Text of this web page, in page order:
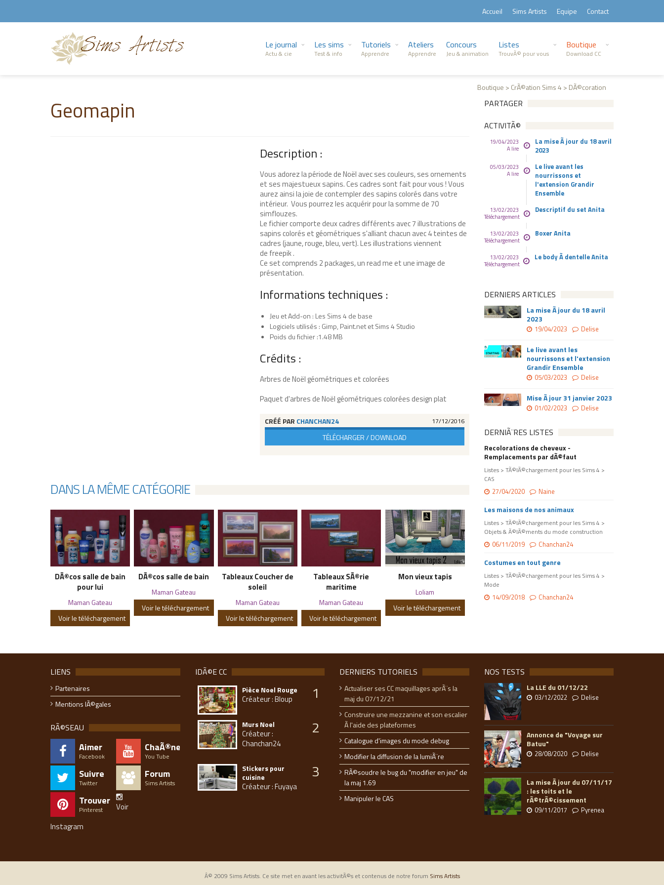
Accueil Sims Artists Equipe Contact
Le journal
Actu & cie
Les sims
Test & info
Tutoriels
Apprendre
Ateliers
Apprendre
Concours
Jeu & animation
Listes
TrouvÃ© pour vous
Boutique
Download CC
Boutique > CrÃ©ation Sims 4 > DÃ©coration
Geomapin
Description :
Vous adorez la période de Noël avec ses couleurs, ses ornements
et ses majestueux sapins. Ces cadres sont fait pour vous ! Vous
aurez ainsi la joie de contempler des sapins colorés dans votre
intérieur. Vous pourrez les acquérir pour la somme de 70
simflouzes.
Le fichier comporte deux cadres différents avec 7 illustrations de
sapins colorés et géométriques s'alliant chacun avec 4 teintes de
cadres (jaune, rouge, bleu, vert). Les illustrations viennent
de freepik .
Ce set comprends 2 packages, un read me et une image de
présentation.
Informations techniques :
Jeu et Add-on : Les Sims 4 de base
Logiciels utilisés : Gimp, Paint.net et Sims 4 Studio
Poids du fichier :1.48 MB
Crédits :
Arbres de Noël géométriques et colorées
Paquet d'arbres de Noël géométriques colorées design plat
CRÉÉ PAR CHANCHAN24 17/12/2016
TÉLÉCHARGER / DOWNLOAD
DANS LA MÊME CATÉGORIE
DÃ©cos salle de bain
pour lui
Maman Gateau
Voir le téléchargement
DÃ©cos salle de bain
Maman Gateau
Voir le téléchargement
Tableaux Coucher de
soleil
Maman Gateau
Voir le téléchargement
Tableaux SÃ©rie
maritime
Maman Gateau
Voir le téléchargement
Mon vieux tapis
Loliam
Voir le téléchargement
PARTAGER
ACTIVITÃ©
19/04/2023
A lire
La mise Ã jour du 18 avril
2023
05/03/2023
A lire
Le live avant les
nourrissons et
l'extension Grandir
Ensemble
13/02/2023
Téléchargement
Descriptif du set Anita
13/02/2023
Téléchargement
Boxer Anita
13/02/2023
Téléchargement
Le body Ã dentelle Anita
DERNIERS ARTICLES
La mise Ã jour du 18 avril
2023
19/04/2023 Delise
Le live avant les
nourrissons et l'extension
Grandir Ensemble
05/03/2023 Delise
Mise Ã jour 31 janvier 2023
01/02/2023 Delise
DERNIÃ¨RES LISTES
Recolorations de cheveux -
Remplacements par dÃ©faut
Listes > TÃ©lÃ©chargement pour les Sims 4 >
CAS
27/04/2020 Naine
Les maisons de nos animaux
Listes > TÃ©lÃ©chargement pour les Sims 4 >
Objets & Ã©lÃ©ments du mode construction
06/11/2019 Chanchan24
Costumes en tout genre
Listes > TÃ©lÃ©chargement pour les Sims 4 >
Mode
14/09/2018 Chanchan24
LIENS
Partenaires
Mentions lÃ©gales
RÃ©SEAU
Aimer
Facebook
ChaÃ®ne
You Tube
Suivre
Twitter
Forum
Sims Artists
Trouver
Pinterest
Voir
Instagram
IDÃ©E CC
Pièce Noel Rouge
Créateur : Bloup 1
Murs Noel
Créateur :
Chanchan24
2
Stickers pour
cuisine
Créateur : Fuyaya
3
DERNIERS TUTORIELS
Actualiser ses CC maquillages aprÃ¨s la
maj du 07/12/21
Construire une mezzanine et son escalier
Ã l'aide des plateformes
Catalogue d'images du mode debug
Modifier la diffusion de la lumiÃ¨re
RÃ©soudre le bug du "modifier en jeu" de
la maj 1.69
Manipuler le CAS
NOS TESTS
La LLE du 01/12/22
03/12/2022 Delise
Annonce de "Voyage sur
Batuu"
28/08/2020 Delise
La mise Ã jour du 07/11/17
: les toits et le
rÃ©trÃ©cissement
09/11/2017 Pyrenea
Â© 2009 Sims Artists. Ce site met en avant les activitÃ©s et contenus de notre forum Sims Artists